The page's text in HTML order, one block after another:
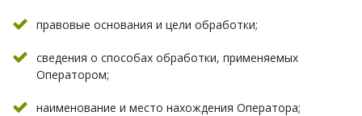
правовые основания и цели обработки;
сведения о способах обработки, применяемых
Оператором;
наименование и место нахождения Оператора;